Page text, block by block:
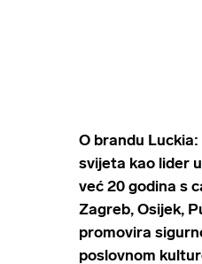
O brandu
svijeta kao lider
već 20 godina s
Zagreb, Osijek,
promovira
poslovnom